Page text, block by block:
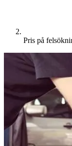
Pris på